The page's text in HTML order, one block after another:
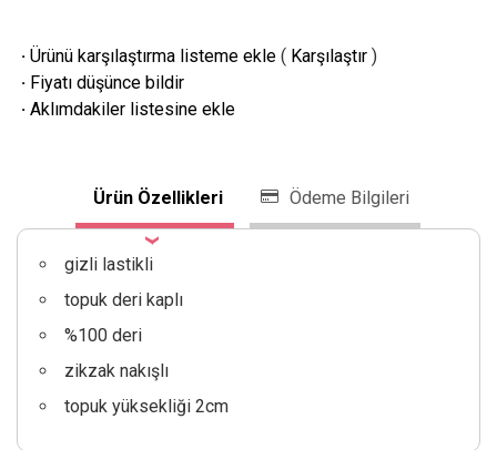
· Ürünü karşılaştırma listeme ekle( Karşılaştır)
· Fiyatı düşünce bildir
· Aklımdakiler listesine ekle
Ürün Özellikleri Ödeme Bilgileri
gizli lastikli
topuk deri kaplı
%100 deri
zikzak nakışlı
topuk yüksekliği 2cm